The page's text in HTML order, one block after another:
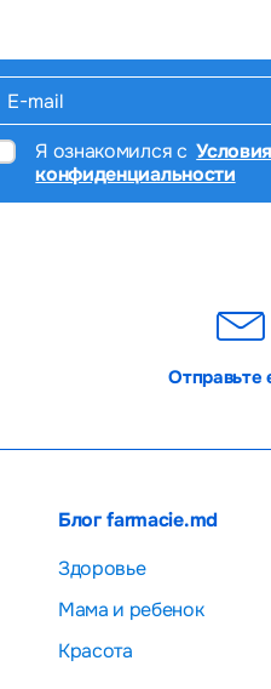
Я ознакомился с
конфиденциальности
Отправьте
Блог farmacie.md
Здоровье
Мама и ребенок
Красота